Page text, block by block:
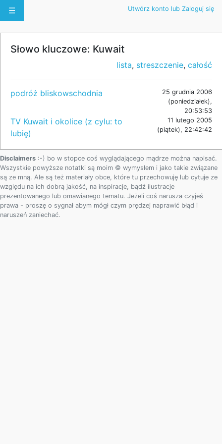
☰ Utwórz konto lub Zaloguj się
Słowo kluczowe: Kuwait
lista, streszczenie, całość
podróż bliskowschodnia
25 grudnia 2006
(poniedziałek),
20:53:53
TV Kuwait i okolice (z cylu: to
lubię)
11 lutego 2005
(piątek), 22:42:42
Disclaimers :-) bo w stopce coś wyglądającego mądrze można napisać.
Wszystkie powyższe notatki są moim © wymysłem i jako takie związane
są ze mną. Ale są też materiały obce, które tu przechowuję lub cytuje ze
względu na ich dobrą jakość, na inspiracje, bądź ilustracje
prezentowanego lub omawianego tematu. Jeżeli coś narusza czyjeś
prawa - proszę o sygnał abym mógł czym prędzej naprawić błąd i
naruszeń zaniechać.